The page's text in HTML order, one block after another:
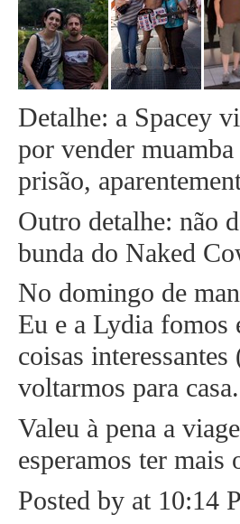
Detalhe: a Spacey
por vender
prisão,
Outro detalhe: não
bunda do Naked
No domingo de
Eu e a Lydia fomos
coisas
voltarmos para casa.
Valeu à pena a
esperamos ter mais
Posted by at 10:14